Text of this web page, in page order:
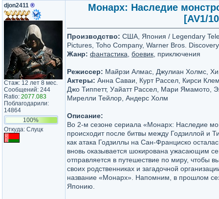
djon2411 ®
Стаж: 12 лет 8 мес.
Сообщений: 244
Ratio: 2077.083
Поблагодарили:
14864
100%
Откуда: Слуцк
Монарх: Наследие
[AV1/
Производство: США, Япония / Legendary
Pictures, Toho Company, Warner Bros. Discovery
Жанр: фантастика боевик , приключения
Режиссер: Майрзи Алмас, Джулиан Холмс,
Актеры: Анна Саваи, Курт Рассел, Кирси
Джо Типпетт, Уайатт Рассел, Мари Ямамото,
Мирелли Тейлор, Андерс Холм
Описание:
Во 2-м сезоне сериала «Монарх: Наследие
происходит после битвы между Годзиллой и
как атака Годзиллы на Сан-Франциско
вновь оказывается шокирована ужасающим
отправляется в путешествие по миру, чтобы
своих родственниках и загадочной
название «Монарх». Напомним, в прошлом
Японию.